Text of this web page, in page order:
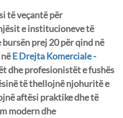
të veçantë për
e institucioneve të
prej 20 për qind në
E Drejta Komerciale -
dhe profesionistët e fushës
të thellojnë njohuritë e
aftësi praktike dhe të
modern dhe